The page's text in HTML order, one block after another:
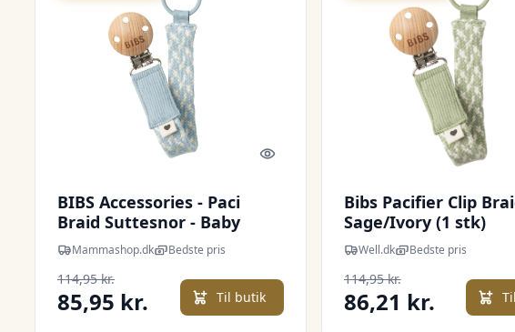
Quick look
BIBS Accessories - Paci
Braid Suttesnor - Baby
Blue/Ivory
Mammashop.dk Bedste pris
114,95 kr.
85,95 kr. Til butik
Bibs Pacifier Clip
Sage/Ivory (1 stk)
Well.dk Bedste pris
114,95 kr.
86,21 kr.